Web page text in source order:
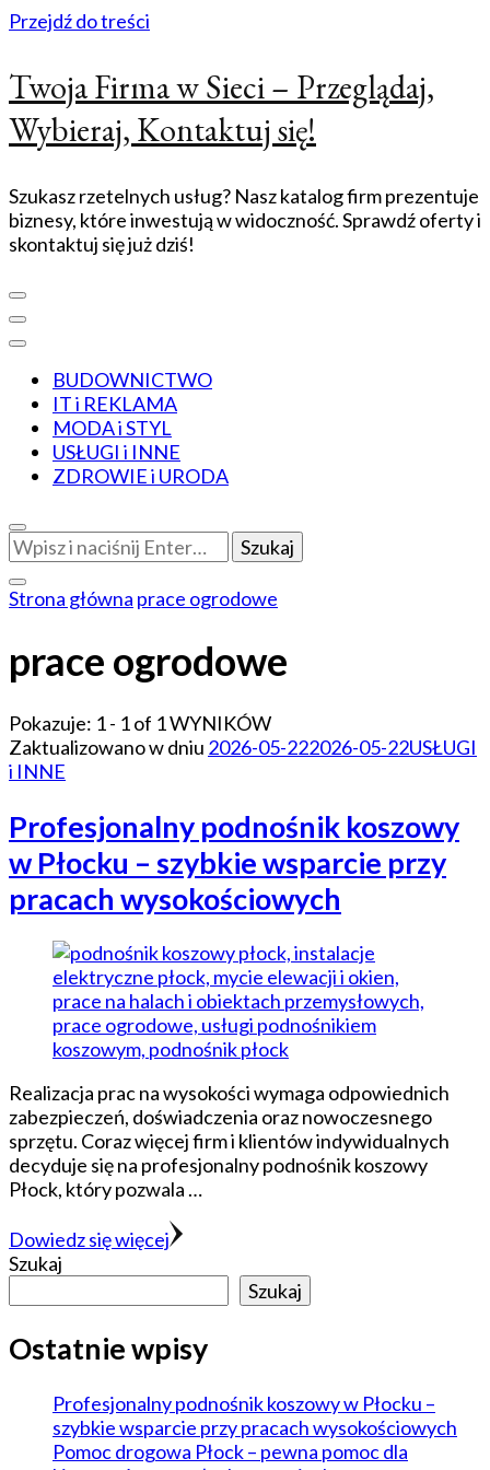
Przejdź do treści
Twoja Firma w Sieci – Przeglądaj,
Wybieraj, Kontaktuj się!
Szukasz rzetelnych usług? Nasz katalog firm prezentuje
biznesy, które inwestują w widoczność. Sprawdź oferty i
skontaktuj się już dziś!
BUDOWNICTWO
IT i REKLAMA
MODA i STYL
USŁUGI i INNE
ZDROWIE i URODA
Szukasz
czegoś?
Strona główna prace ogrodowe
prace ogrodowe
Pokazuje: 1 - 1 of 1 WYNIKÓW
Zaktualizowano w dniu 2026-05-222026-05-22USŁUGI
i INNE
Profesjonalny podnośnik koszowy
w Płocku – szybkie wsparcie przy
pracach wysokościowych
Realizacja prac na wysokości wymaga odpowiednich
zabezpieczeń, doświadczenia oraz nowoczesnego
sprzętu. Coraz więcej firm i klientów indywidualnych
decyduje się na profesjonalny podnośnik koszowy
Płock, który pozwala …
Dowiedz się więcej
Szukaj
Szukaj
Ostatnie wpisy
Profesjonalny podnośnik koszowy w Płocku –
szybkie wsparcie przy pracach wysokościowych
Pomoc drogowa Płock – pewna pomoc dla